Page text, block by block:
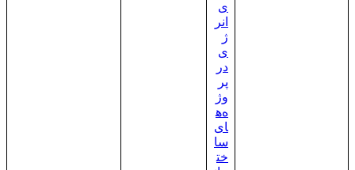
ی
انر
ژ
ی
در
پر
وژ
ه‌ه
ای
سا
خت